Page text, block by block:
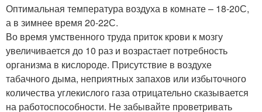
Оптимальная температура воздуха в комнате – 18-20С,
а в зимнее время 20-22С.
Во время умственного труда приток крови к мозгу
увеличивается до 10 раз и возрастает потребность
организма в кислороде. Присутствие в воздухе
табачного дыма, неприятных запахов или избыточного
количества углекислого газа отрицательно сказывается
на работоспособности. Не забывайте проветривать